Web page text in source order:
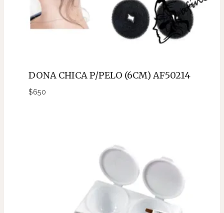
DONA CHICA P/PELO (6CM) AF50214
$650